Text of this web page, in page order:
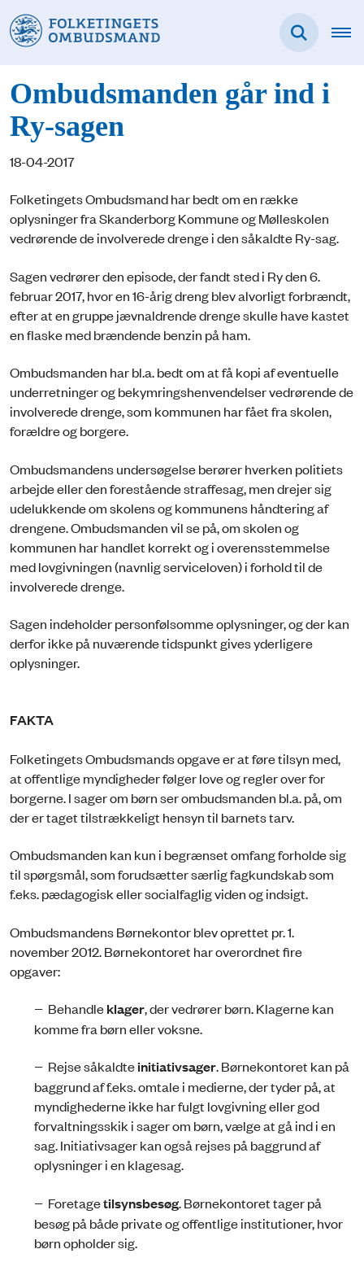
Ombudsmanden går ind i
Ry-sagen
18-04-2017
Folketingets Ombudsmand har bedt om en række
oplysninger fra Skanderborg Kommune og Mølleskolen
vedrørende de involverede drenge i den såkaldte Ry-sag.
Sagen vedrører den episode, der fandt sted i Ry den 6.
februar 2017, hvor en 16-årig dreng blev alvorligt forbrændt,
efter at en gruppe jævnaldrende drenge skulle have kastet
en flaske med brændende benzin på ham.
Ombudsmanden har bl.a. bedt om at få kopi af eventuelle
underretninger og bekymringshenvendelser vedrørende de
involverede drenge, som kommunen har fået fra skolen,
forældre og borgere.
Ombudsmandens undersøgelse berører hverken politiets
arbejde eller den forestående straffesag, men drejer sig
udelukkende om skolens og kommunens håndtering af
drengene. Ombudsmanden vil se på, om skolen og
kommunen har handlet korrekt og i overensstemmelse
med lovgivningen (navnlig serviceloven) i forhold til de
involverede drenge.
Sagen indeholder personfølsomme oplysninger, og der kan
derfor ikke på nuværende tidspunkt gives yderligere
oplysninger.
FAKTA
Folketingets Ombudsmands opgave er at føre tilsyn med,
at offentlige myndigheder følger love og regler over for
borgerne. I sager om børn ser ombudsmanden bl.a. på, om
der er taget tilstrækkeligt hensyn til barnets tarv.
Ombudsmanden kan kun i begrænset omfang forholde sig
til spørgsmål, som forudsætter særlig fagkundskab som
f.eks. pædagogisk eller socialfaglig viden og indsigt.
Ombudsmandens Børnekontor blev oprettet pr. 1.
november 2012. Børnekontoret har overordnet fire
opgaver:
− Behandleklager, der vedrører børn. Klagerne kan
komme fra børn eller voksne.
− Rejse såkaldteinitiativsager. Børnekontoret kan på
baggrund af f.eks. omtale i medierne, der tyder på, at
myndighederne ikke har fulgt lovgivning eller god
forvaltningsskik i sager om børn, vælge at gå ind i en
sag. Initiativsager kan også rejses på baggrund af
oplysninger i en klagesag.
− Foretagetilsynsbesøg. Børnekontoret tager på
besøg på både private og offentlige institutioner, hvor
børn opholder sig.